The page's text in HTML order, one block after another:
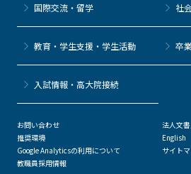
国際交流・留学 社
教育・学生支援・学生活動 卒
⼊試情報・高大院接続
お問い合わせ
推奨環境
Google Analyticsの利用について
教職員採用情報
法人文
English
サイト